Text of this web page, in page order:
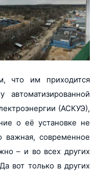
что им приходится
автоматизированной
(АСКУЭ),
о её установке не
важная, современное
– и во всех других
вот только в других